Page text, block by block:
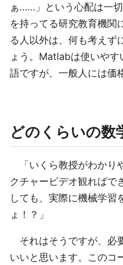
ぁ……」という心配は一
を持ってる研究教育機関
る人以外は、何も考えず
ょう。Matlabは使いや
語ですが、一般人には価
どのくらいの数
「いくら教授がわかり
クチャービデオ観ればで
しても、実際に機械学習
ょ！？」
それはそうですが、必
いいと思います。このコ